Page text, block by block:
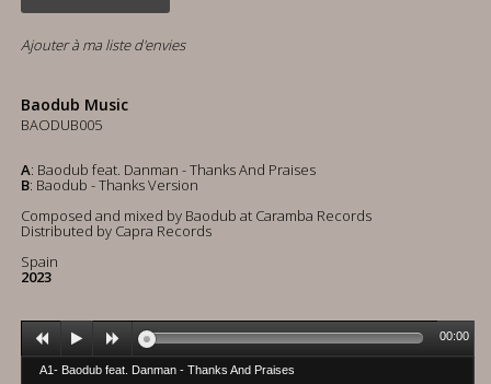
Ajouter à ma liste d'envies
Baodub Music
BAODUB005
A: Baodub feat. Danman - Thanks And Praises
B: Baodub - Thanks Version
Composed and mixed by Baodub at Caramba Records
Distributed by Capra Records
Spain
2023
A1- Baodub feat. Danman - Thanks And Praises
00:00